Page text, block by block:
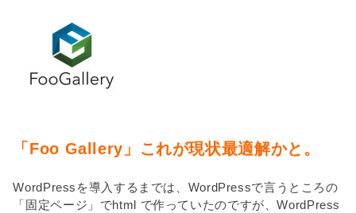
「Foo Gallery」これが現状最適解かと。
WordPressを導入するまでは、WordPressで言うところの
「固定ページ」でhtml で作っていたのですが、WordPress